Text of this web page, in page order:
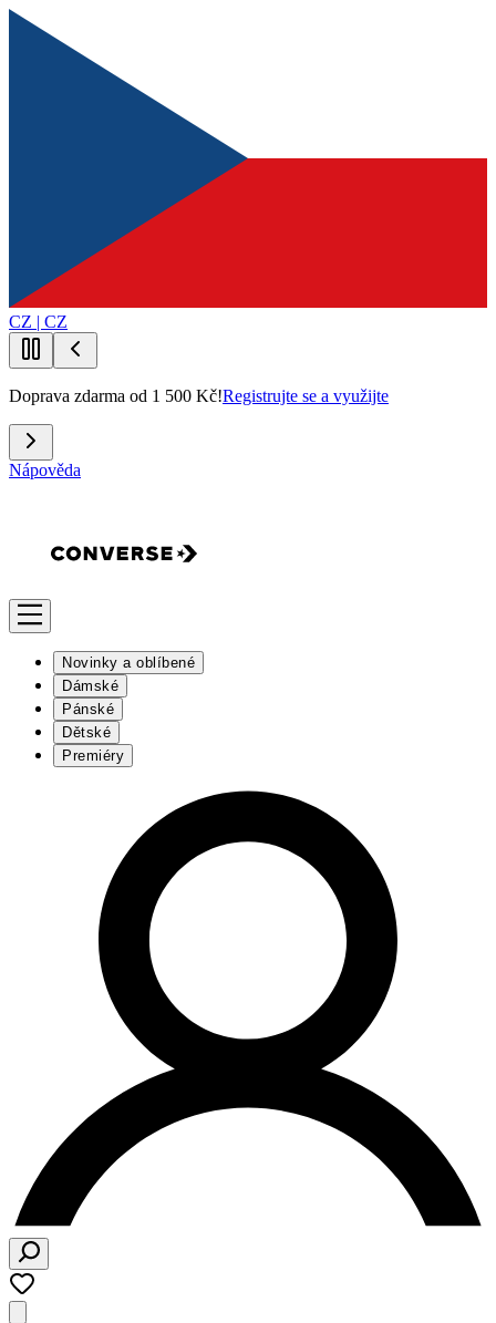
CZ | CZ
Doprava zdarma od 1 500 Kč!Registrujte se a využijte
Nápověda
Novinky a oblíbené
Dámské
Pánské
Dětské
Premiéry